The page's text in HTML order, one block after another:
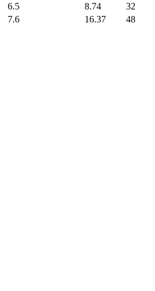
6.5 8.74
32
7.6 16.37 48